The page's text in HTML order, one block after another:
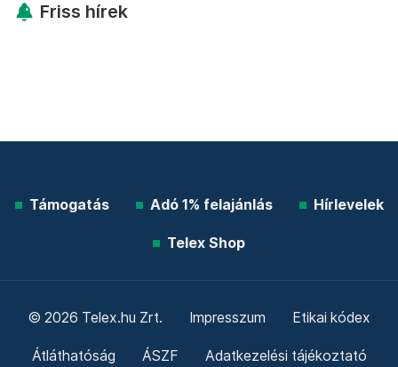
Friss hírek
Támogatás Adó 1% felajánlás Hírlevelek
Telex Shop
© 2026 Telex.hu Zrt. Impresszum Etikai kódex
Átláthatóság ÁSZF Adatkezelési tájékoztató